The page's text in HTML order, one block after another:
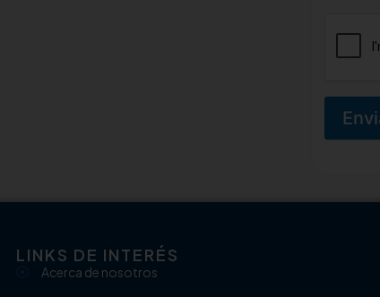
LINKS DE INTERÉS
Acerca de nosotros